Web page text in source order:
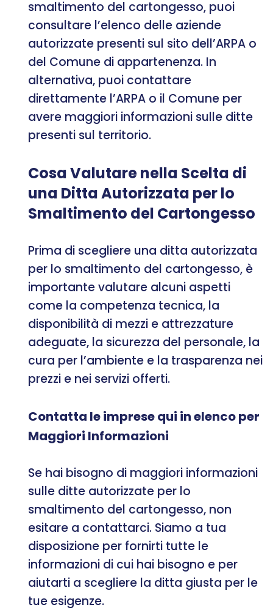
smaltimento del cartongesso, puoi
consultare l’elenco delle aziende
autorizzate presenti sul sito dell’ARPA o
del Comune di appartenenza. In
alternativa, puoi contattare
direttamente l’ARPA o il Comune per
avere maggiori informazioni sulle ditte
presenti sul territorio.
Cosa Valutare nella Scelta di
una Ditta Autorizzata per lo
Smaltimento del Cartongesso
Prima di scegliere una ditta autorizzata
per lo smaltimento del cartongesso, è
importante valutare alcuni aspetti
come la competenza tecnica, la
disponibilità di mezzi e attrezzature
adeguate, la sicurezza del personale, la
cura per l’ambiente e la trasparenza nei
prezzi e nei servizi offerti.
Contatta le imprese qui in elenco per
Maggiori Informazioni
Se hai bisogno di maggiori informazioni
sulle ditte autorizzate per lo
smaltimento del cartongesso, non
esitare a contattarci. Siamo a tua
disposizione per fornirti tutte le
informazioni di cui hai bisogno e per
aiutarti a scegliere la ditta giusta per le
tue esigenze.